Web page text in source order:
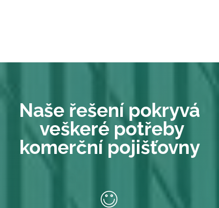
Naše řešení pokryvá
veškeré potřeby
komerční pojišťovny